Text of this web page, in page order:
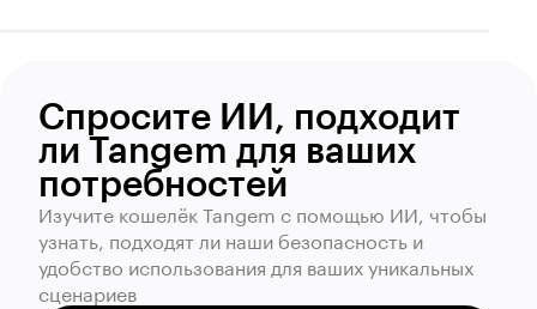
Спросите ИИ, подходит
ли Tangem для ваших
потребностей
Изучите кошелёк Tangem с помощью ИИ, чтобы
узнать, подходят ли наши безопасность и
удобство использования для ваших уникальных
сценариев